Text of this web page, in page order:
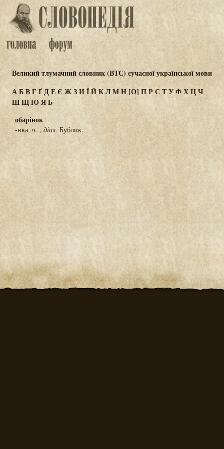
Великий тлумачний словник (ВТС) сучасної української мови
АБВГҐДЕЄ ЖЗИЇЙКЛМН[О] ПР СТУФХЦЧ
ШЩЮЯЬ
обарінок
-нка, ч. ,діал. Бублик.